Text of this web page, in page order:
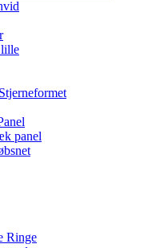
lille
panel
Ringe